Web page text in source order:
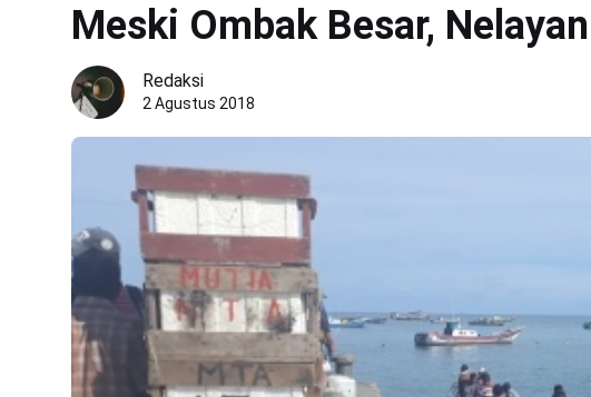
Meski Ombak Besar,
Redaksi
2 Agustus 2018